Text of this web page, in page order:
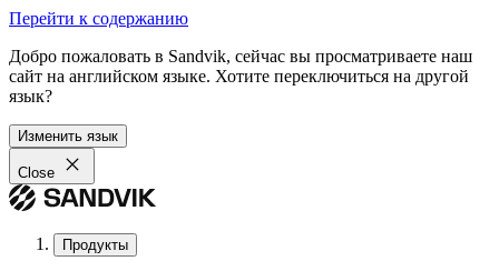
Перейти к содержанию
Добро пожаловать в Sandvik, сейчас вы просматриваете наш
сайт на английском языке. Хотите переключиться на другой
язык?
Изменить язык
Close
Продукты